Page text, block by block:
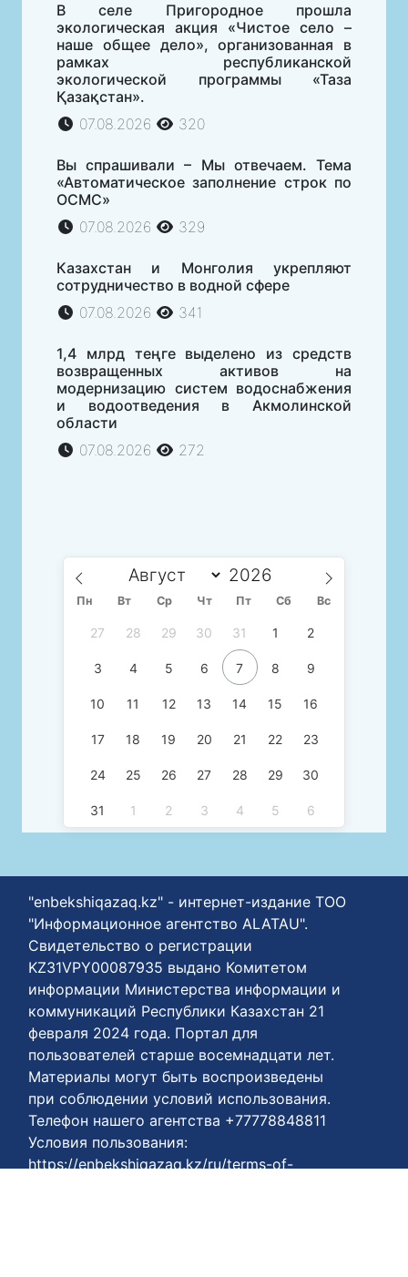
В селе Пригородное прошла
экологическая акция «Чистое село –
наше общее дело», организованная в
рамках республиканской
экологической программы «Таза
Қазақстан».
07.08.2026
320
Вы спрашивали – Мы отвечаем. Тема
«Автоматическое заполнение строк по
ОСМС»
07.08.2026
329
Казахстан и Монголия укрепляют
сотрудничество в водной сфере
07.08.2026
341
1,4 млрд теңге выделено из средств
возвращенных активов на
модернизацию систем водоснабжения
и водоотведения в Акмолинской
области
07.08.2026
272
Пн Вт Ср Чт Пт Сб Вс
27 28 29 30 31 1 2
3 4 5 6 7 8 9
10 11 12 13 14 15 16
17 18 19 20 21 22 23
24 25 26 27 28 29 30
31 1 2 3 4 5 6
"enbekshiqazaq.kz" - интернет-издание ТОО
"Информационное агентство ALATAU".
Свидетельство о регистрации
KZ31VPY00087935 выдано Комитетом
информации Министерства информации и
коммуникаций Республики Казахстан 21
февраля 2024 года. Портал для
пользователей старше восемнадцати лет.
Материалы могут быть воспроизведены
при соблюдении условий использования.
Телефон нашего агентства +77778848811
Условия пользования:
https://enbekshiqazaq.kz/ru/terms-of-